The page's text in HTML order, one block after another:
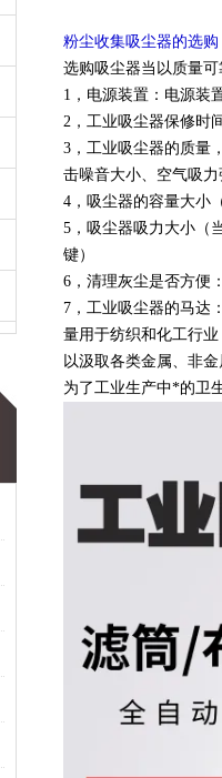
粉尘收集吸尘器的选购
选购吸尘器当以质量
1，电源装置：电源装
2，工业吸尘器保修时
3，工业吸尘器的质量
击噪音大小、空气吸
4，吸尘器的容量大小
5，吸尘器吸力大小（
键）
6，清理灰尘是否方便
7，工业吸尘器的马达
量用于纺织和化工行
以汲取各类金属、非
为了工业生产中*的卫